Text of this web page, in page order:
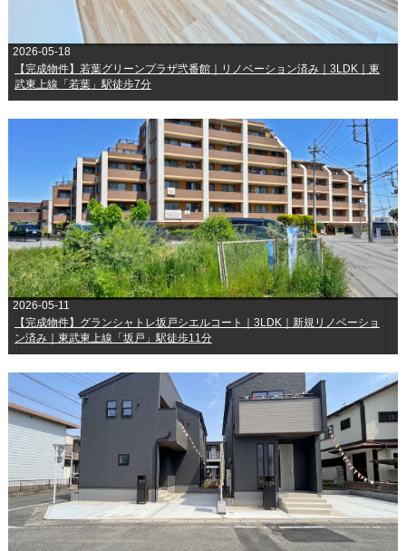
【完成物件】若葉グリーンプラザ弐番館｜リノベーション済み｜3LDK｜東
武東上線「若葉」駅徒歩7分
2026-05-18
【完成物件】グランシャトレ坂戸シエルコート｜3LDK｜新規リノベーショ
ン済み｜東武東上線「坂戸」駅徒歩11分
2026-05-11